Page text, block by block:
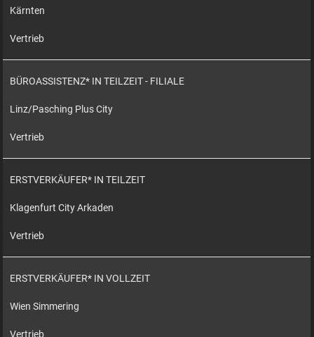
Kärnten
Vertrieb
BÜROASSISTENZ* IN TEILZEIT - FILIALE
Linz/Pasching Plus City
Vertrieb
ERSTVERKÄUFER* IN TEILZEIT
Klagenfurt City Arkaden
Vertrieb
ERSTVERKÄUFER* IN VOLLZEIT
Wien Simmering
Vertrieb